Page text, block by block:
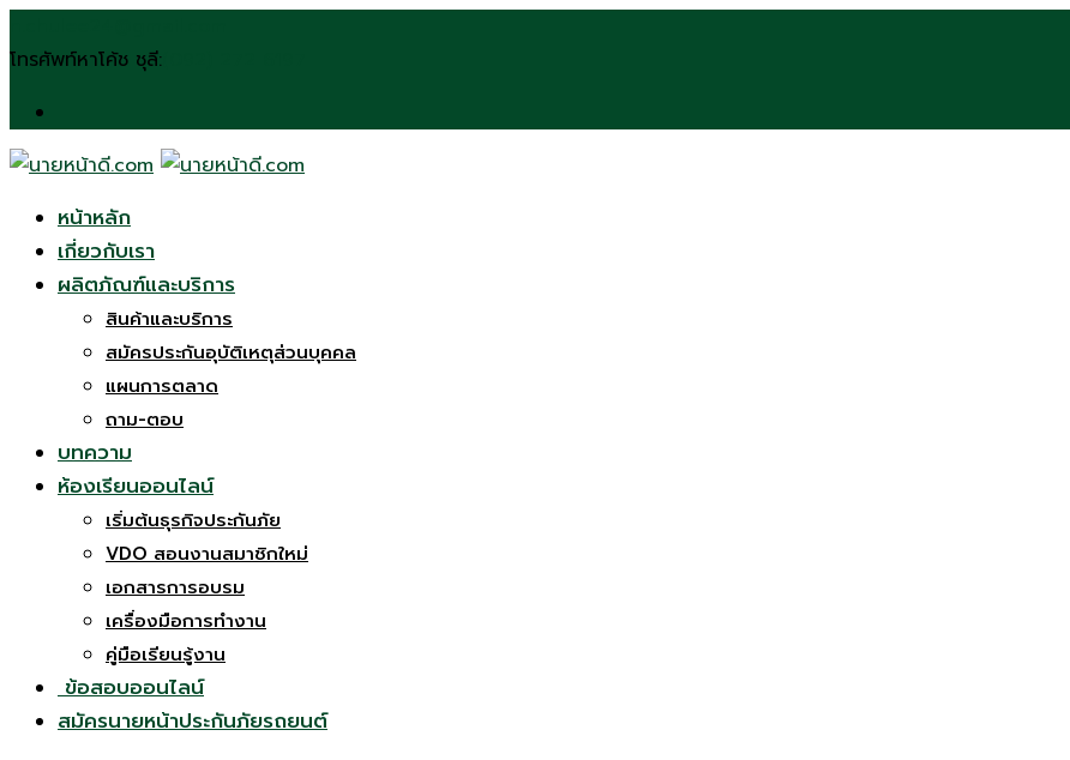
to
โทรศัพท์หาโค้ช ชุลี:
หน้าหลัก
เกี่ยวกับเรา
ผลิตภัณฑ์และบริการ
สินค้าและบริการ
สมัครประกันอุบัติเหตุส่วนบุคคล
แผนการตลาด
ถาม-ตอบ
บทความ
ห้องเรียนออนไลน์
เริ่มต้นธุรกิจประกันภัย
VDO สอนงานสมาชิกใหม่
เอกสารการอบรม
เครื่องมือการทำงาน
คู่มือเรียนรู้งาน
ข้อสอบออนไลน์
สมัครนายหน้าประกันภัยรถยนต์